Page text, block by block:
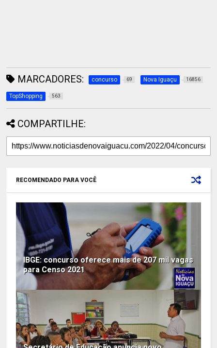
MARCADORES: concurso 69 Nova Iguaçu 16856
TopShopping 563
COMPARTILHE:
RECOMENDADO PARA VOCÊ
IBGE: concurso oferece mais de 207 mil vagas
para Censo 2021